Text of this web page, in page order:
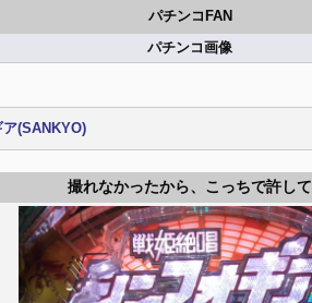
パチンコFAN
パチンコ画像
(SANKYO)
撮れなかったから、こっちで許して